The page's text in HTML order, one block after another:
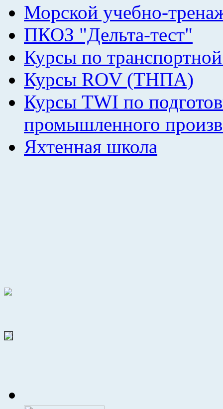
Морской учебно-
ПКОЗ "Дельта-тест"
Курсы по
Курсы ROV (ТНПА)
Курсы TWI по
промышленного
Яхтенная школа